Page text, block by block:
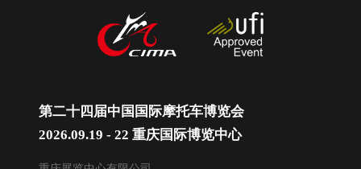
第二十四届中国国际摩托车博览会
2026.09.19 - 22 重庆国际博览中心